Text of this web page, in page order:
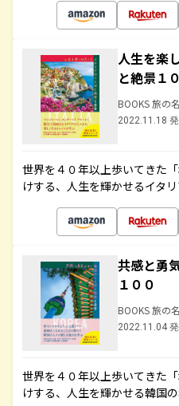
人生を楽
と絶景１
BOOKS 旅の
2022.11.18
世界を４０年以上歩いてきた
けする、人生を輝かせるイタ
共感と勇
１００
BOOKS 旅の
2022.11.04
世界を４０年以上歩いてきた
けする、人生を輝かせる韓国